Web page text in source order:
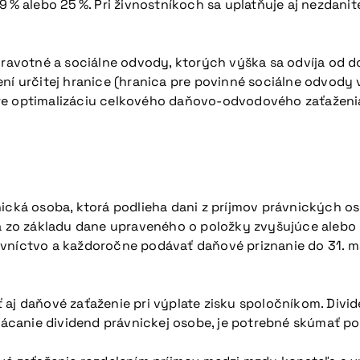
% alebo 25 %. Pri živnostníkoch sa uplatňuje aj
a sociálne odvody, ktorých výška sa odvíja od
určitej hranice (hranica pre povinné sociálne odvody
optimalizáciu celkového daňovo-odvodového
osoba, ktorá podlieha dani z príjmov právnických
zo základu dane upraveného o položky zvyšujúce
a každoročne podávať daňové priznanie do 31.
daňové zaťaženie pri výplate zisku spoločníkom.
dividend právnickej osobe, je potrebné skúmať